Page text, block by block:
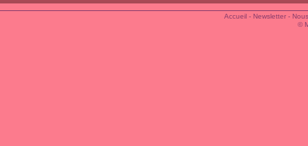
Accueil- Newsletter-
©